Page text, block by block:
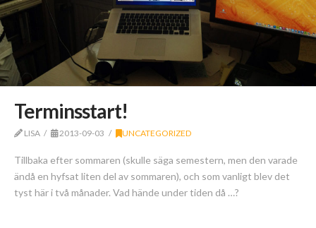
Terminsstart!
LISA 2013-09-03 UNCATEGORIZED
Tillbaka efter sommaren (skulle säga semestern, men den varade
ändå en hyfsat liten del av sommaren), och som vanligt blev det
tyst här i två månader. Vad hände under tiden då …?